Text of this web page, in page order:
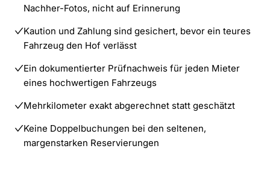
Nachher-Fotos, nicht auf Erinnerung
Kaution und Zahlung sind gesichert, bevor ein teures
Fahrzeug den Hof verlässt
Ein dokumentierter Prüfnachweis für jeden Mieter
eines hochwertigen Fahrzeugs
Mehrkilometer exakt abgerechnet statt geschätzt
Keine Doppelbuchungen bei den seltenen,
margenstarken Reservierungen